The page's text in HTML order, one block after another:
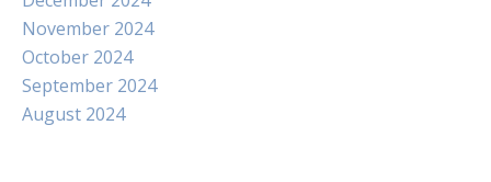
November 2024
October 2024
September 2024
August 2024